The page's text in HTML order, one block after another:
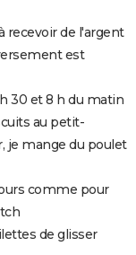
recevoir de l'argent
est
h 30 et 8 h du matin
au petit-
je mange du poulet
comme pour
de glisser